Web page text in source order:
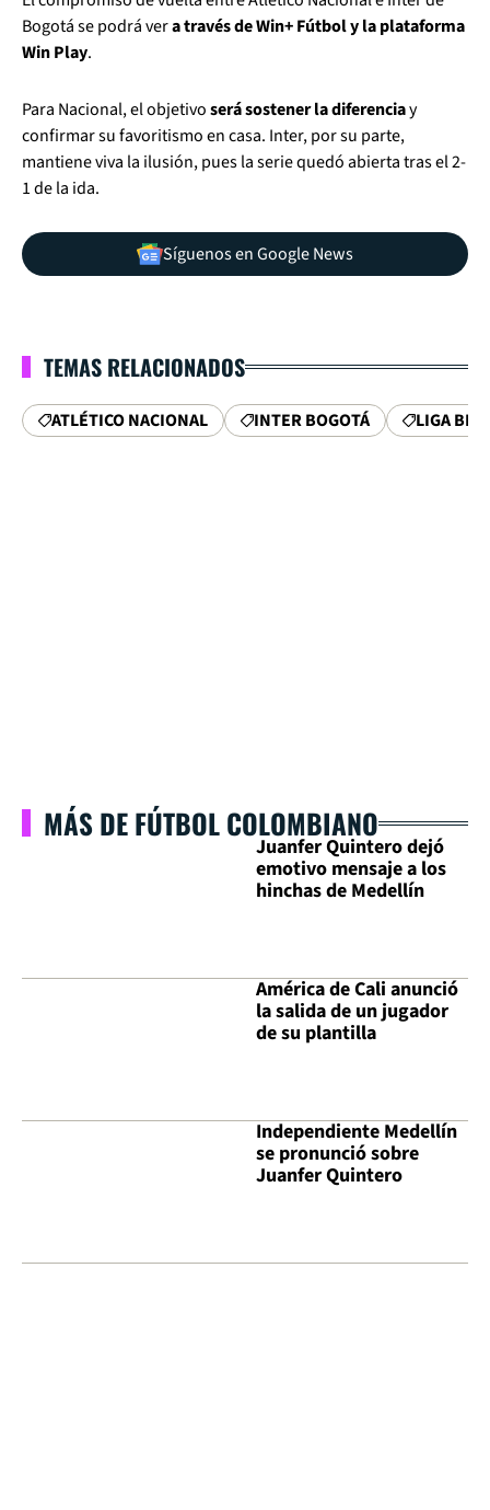
Bogotá se podrá vera través de Win+ Fútbol y la plataforma
Win Play.
Para Nacional, el objetivoserá sostener la diferenciay
confirmar su favoritismo en casa. Inter, por su parte,
mantiene viva la ilusión, pues la serie quedó abierta tras el 2-
1 de la ida.
Síguenos en Google News
TEMAS RELACIONADOS
ATLÉTICO NACIONAL INTER BOGOTÁ LIGA
MÁS DE FÚTBOL COLOMBIANO
Juanfer Quintero dejó
emotivo mensaje a los
hinchas de Medellín
América de Cali anunció
la salida de un jugador
de su plantilla
Independiente Medellín
se pronunció sobre
Juanfer Quintero